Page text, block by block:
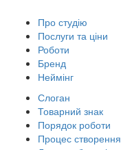
Про студію
Послуги та ціни
Роботи
Бренд
Неймінг
Слоган
Товарний знак
Порядок роботи
Процес створення